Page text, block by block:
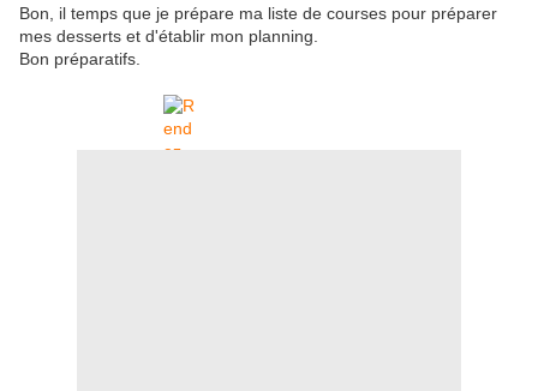
Bon, il temps que je prépare ma liste de courses pour préparer
mes desserts et d'établir mon planning.
Bon préparatifs.